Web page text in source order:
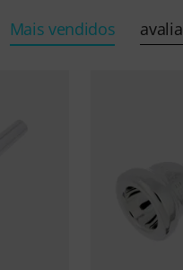
Mais vendidos